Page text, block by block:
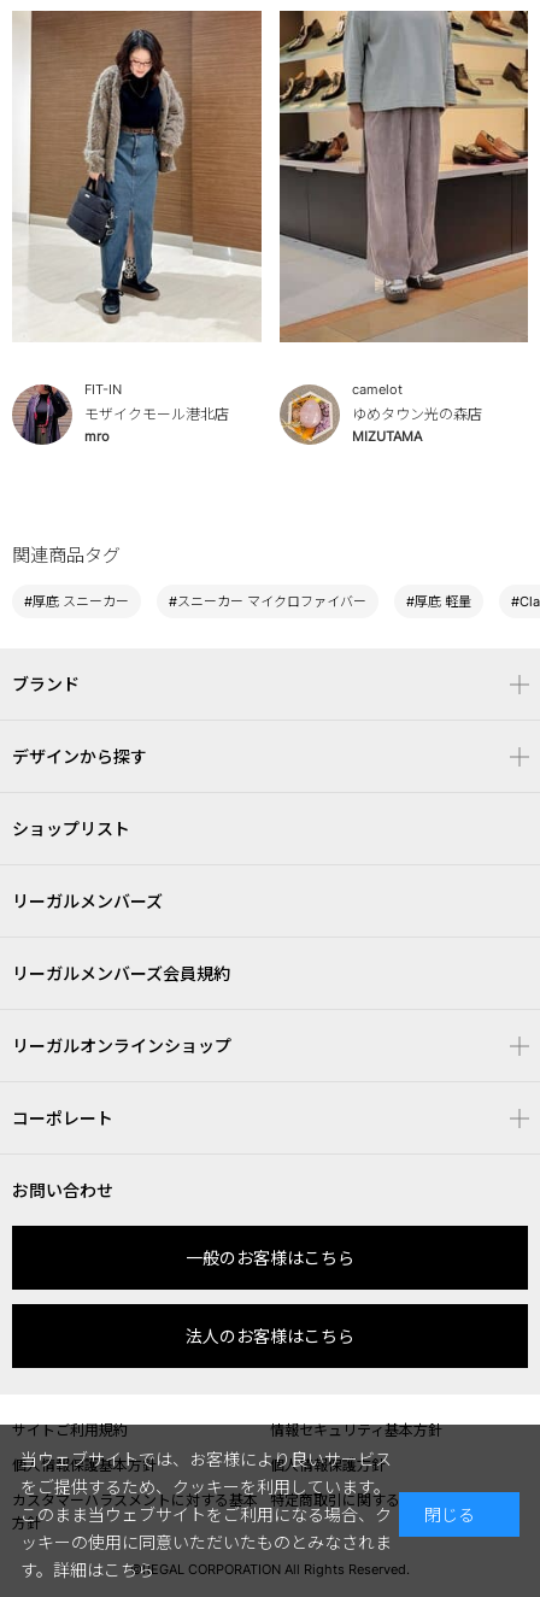
FIT-IN
モザイクモール港北店
mro
camelot
ゆめタウン光の森店
MIZUTAMA
関連商品タグ
#厚底 スニーカー #スニーカー マイクロファイバー #厚底 軽量
ブランド
デザインから探す
ショップリスト
リーガルメンバーズ
リーガルメンバーズ会員規約
リーガルオンラインショップ
コーポレート
お問い合わせ
一般のお客様はこちら
法人のお客様はこちら
サイトご利用規約
情報セキュリティ基本方針
個人情報保護基本方針
個人情報保護方針
カスタマーハラスメントに対する基本
方針
特定商取引に関する表記
©REGAL CORPORATION All Rights Reserved.
当ウェブサイトでは、お客様により良いサービス
をご提供するため、クッキーを利用しています。
このまま当ウェブサイトをご利用になる場合、ク
ッキーの使用に同意いただいたものとみなされま
す。 詳細はこちら
閉じる